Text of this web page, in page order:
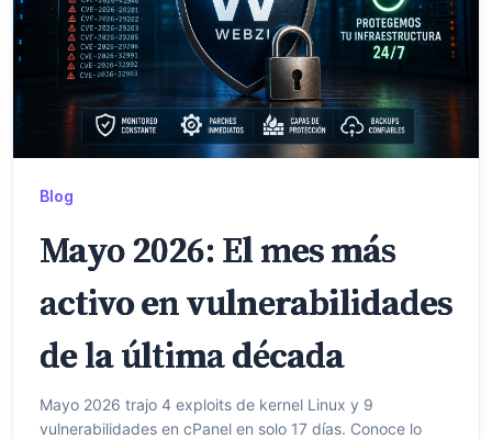
Blog
Mayo 2026: El mes más
activo en vulnerabilidades
de la última década
Mayo 2026 trajo 4 exploits de kernel Linux y 9
vulnerabilidades en cPanel en solo 17 días. Conoce lo